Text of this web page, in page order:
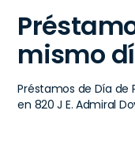
mismo
Préstamos de Día de
en 820 J E. Admiral